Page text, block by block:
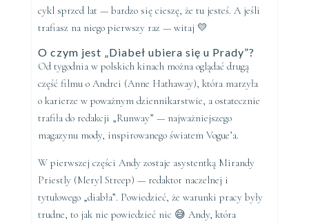
cykl sprzed lat — bardzo się cieszę, że tu jesteś. A jeśli
trafiasz na niego pierwszy raz — witaj 💛
O czym jest „Diabeł ubiera się u Prady”?
Od tygodnia w polskich kinach można oglądać drugą
część filmu o Andrei (Anne Hathaway), która marzyła
o karierze w poważnym dziennikarstwie, a ostatecznie
trafiła do redakcji „Runway” — najważniejszego
magazynu mody, inspirowanego światem Vogue’a.
W pierwszej części Andy zostaje asystentką Mirandy
Priestly (Meryl Streep) — redaktor naczelnej i
tytułowego „diabła”. Powiedzieć, że warunki pracy były
trudne, to jak nie powiedzieć nic 😅 Andy, która